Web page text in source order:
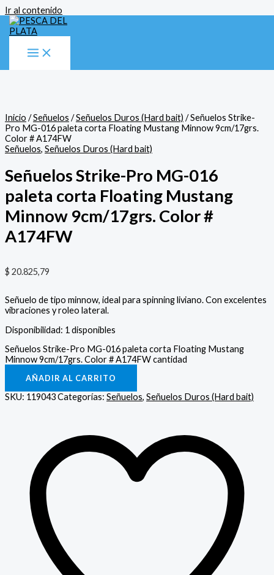
Ir al contenido
Inicio /Señuelos /Señuelos Duros (Hard bait) / Señuelos Strike-
Pro MG-016 paleta corta Floating Mustang Minnow 9cm/17grs.
Color # A174FW
Señuelos, Señuelos Duros (Hard bait)
Señuelos Strike-Pro MG-016
paleta corta Floating Mustang
Minnow 9cm/17grs. Color #
A174FW
$ 20.825,79
Señuelo de tipo minnow, ideal para spinning liviano. Con excelentes
vibraciones y roleo lateral.
Disponibilidad: 1 disponibles
Señuelos Strike-Pro MG-016 paleta corta Floating Mustang
Minnow 9cm/17grs. Color # A174FW cantidad
AÑADIR AL CARRITO
SKU: 119043Categorías: Señuelos, Señuelos Duros (Hard bait)